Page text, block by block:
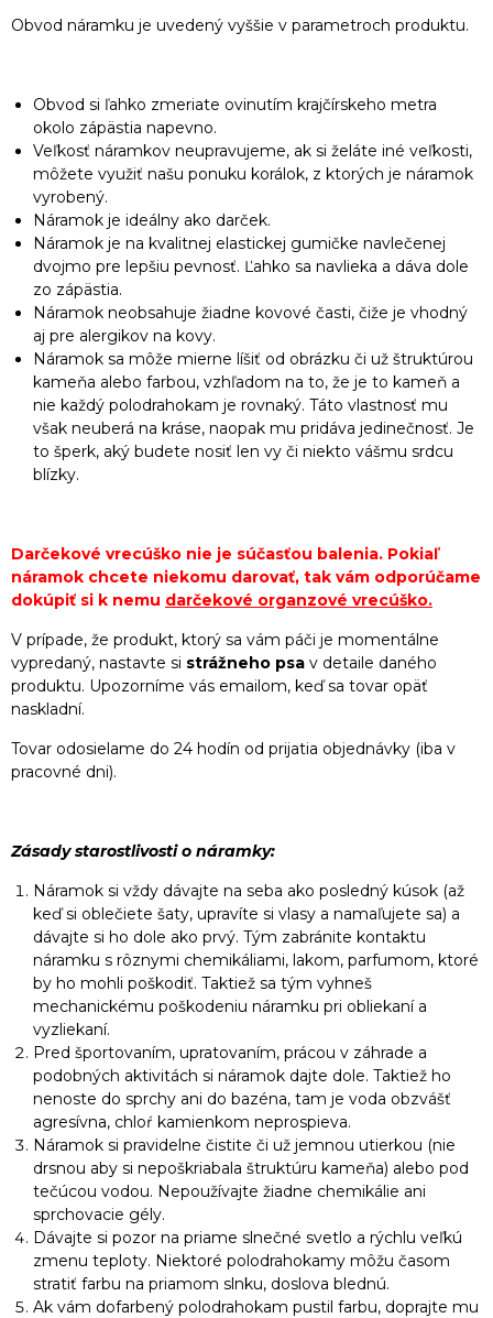
Obvod náramku je uvedený vyššie v parametroch produktu.
Obvod si ľahko zmeriate ovinutím krajčírskeho metra
okolo zápästia napevno.
Veľkosť náramkov neupravujeme, ak si želáte iné veľkosti,
môžete využiť našu ponuku korálok, z ktorých je náramok
vyrobený.
Náramok je ideálny ako darček.
Náramok je na kvalitnej elastickej gumičke navlečenej
dvojmo pre lepšiu pevnosť. Ľahko sa navlieka a dáva dole
zo zápästia.
Náramok neobsahuje žiadne kovové časti, čiže je vhodný
aj pre alergikov na kovy.
Náramok sa môže mierne líšiť od obrázku či už štruktúrou
kameňa alebo farbou, vzhľadom na to, že je to kameň a
nie každý polodrahokam je rovnaký. Táto vlastnosť mu
však neuberá na kráse, naopak mu pridáva jedinečnosť. Je
to šperk, aký budete nosiť len vy či niekto vášmu srdcu
blízky.
Darčekové vrecúško nie je súčasťou balenia. Pokiaľ
náramok chcete niekomu darovať, tak vám odporúčame
dokúpiť si k nemu darčekové organzové vrecúško.
V prípade, že produkt, ktorý sa vám páči je momentálne
vypredaný, nastavte si strážneho psa v detaile daného
produktu. Upozorníme vás emailom, keď sa tovar opäť
naskladní.
Tovar odosielame do 24 hodín od prijatia objednávky (iba v
pracovné dni).
Zásady starostlivosti o náramky:
Náramok si vždy dávajte na seba ako posledný kúsok (až
keď si oblečiete šaty, upravíte si vlasy a namaľujete sa) a
dávajte si ho dole ako prvý. Tým zabránite kontaktu
náramku s rôznymi chemikáliami, lakom, parfumom, ktoré
by ho mohli poškodiť. Taktiež sa tým vyhneš
mechanickému poškodeniu náramku pri obliekaní a
vyzliekaní.
Pred športovaním, upratovaním, prácou v záhrade a
podobných aktivitách si náramok dajte dole. Taktiež ho
nenoste do sprchy ani do bazéna, tam je voda obzvášť
agresívna, chloŕ kamienkom neprospieva.
Náramok si pravidelne čistite či už jemnou utierkou (nie
drsnou aby si nepoškriabala štruktúru kameňa) alebo pod
tečúcou vodou. Nepoužívajte žiadne chemikálie ani
sprchovacie gély.
Dávajte si pozor na priame slnečné svetlo a rýchlu veľkú
zmenu teploty. Niektoré polodrahokamy môžu časom
stratiť farbu na priamom slnku, doslova blednú.
Ak vám dofarbený polodrahokam pustil farbu, doprajte mu